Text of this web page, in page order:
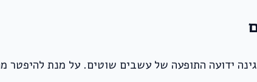
גינה ידועה התופעה של עשבים שוטים. על מנת להיפטר